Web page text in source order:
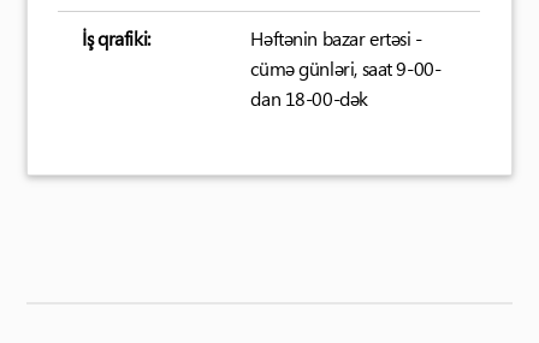
İş qrafiki:
Həftənin bazar ertəsi -
cümə günləri, saat 9-00-
dan 18-00-dək